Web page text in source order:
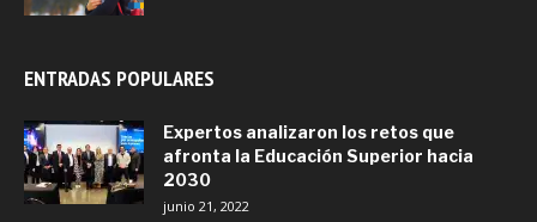
ENTRADAS POPULARES
Expertos analizaron los retos que
afronta la Educación Superior hacia
2030
junio 21, 2022